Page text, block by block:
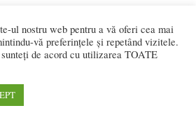
ul nostru web pentru a vă oferi cea mai
vă preferințele și repetând vizitele.
de acord cu utilizarea TOATE